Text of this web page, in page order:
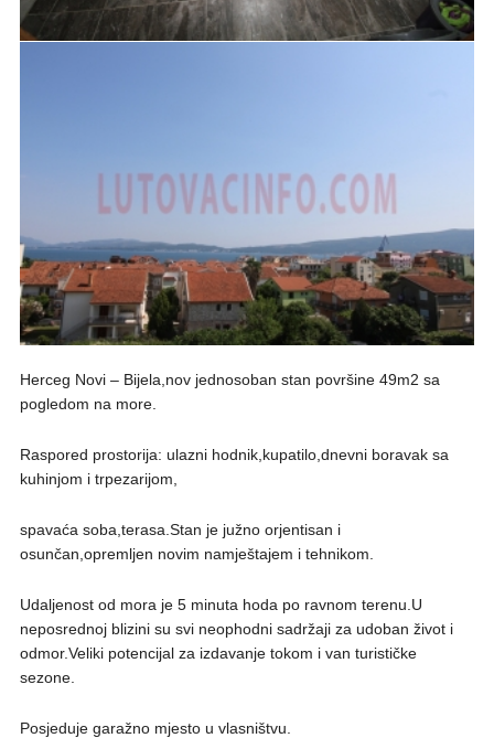
Herceg Novi – Bijela,nov jednosoban stan površine 49m2 sa
pogledom na more.
Raspored prostorija: ulazni hodnik,kupatilo,dnevni boravak sa
kuhinjom i trpezarijom,
spavaća soba,terasa.Stan je južno orjentisan i
osunčan,opremljen novim namještajem i tehnikom.
Udaljenost od mora je 5 minuta hoda po ravnom terenu.U
neposrednoj blizini su svi neophodni sadržaji za udoban život i
odmor.Veliki potencijal za izdavanje tokom i van turističke
sezone.
Posjeduje garažno mjesto u vlasništvu.